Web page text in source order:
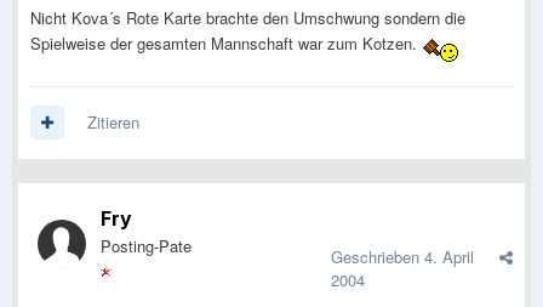
Nicht Kova´s Rote Karte brachte den Umschwung sondern die
Spielweise der gesamten Mannschaft war zum Kotzen.
Zitieren
Fry
Posting-Pate Geschrieben 4. April
2004